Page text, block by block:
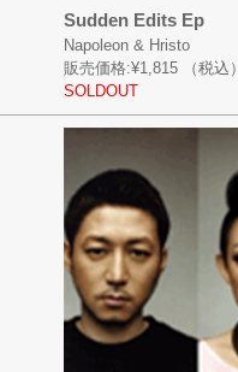
Sudden Edits Ep
Napoleon & Hristo
販売価格:¥1,815
（税込）
SOLDOUT